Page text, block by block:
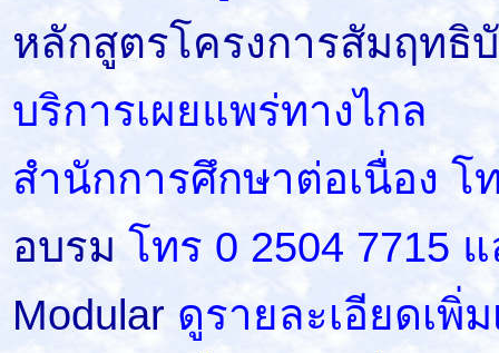
หลักสูตรโครงการสัมฤทธิ
บริการเผยแพร่ทางไกล
สำนักการศึกษาต่อเนื่อง โ
อบรม โทร 0 2504 7715
Modular ดูรายละเอียดเพิ่